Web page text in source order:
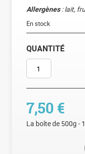
Allergènes: lait,
En stock
QUANTITÉ
QUANTITÉ DE
7,50€
La boîte de 500g -